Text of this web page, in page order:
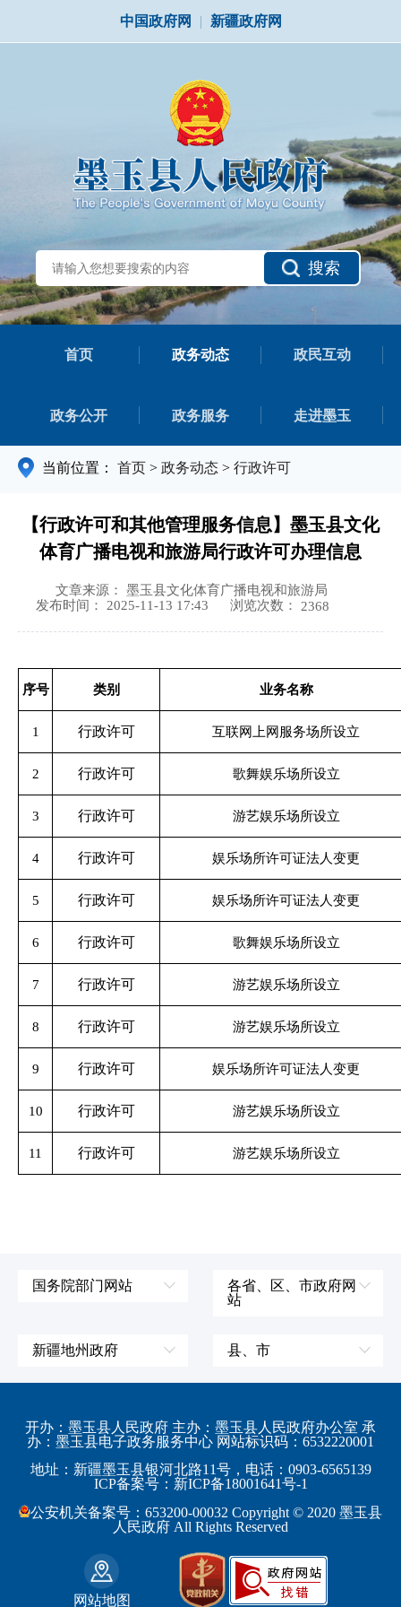
中国政府网 | 新疆政府网
搜索
首页 政务动态 政民互动
政务公开 政务服务 走进墨玉
当前位置： 首页 > 政务动态 > 行政许可
【行政许可和其他管理服务信息】墨玉县文化
体育广播电视和旅游局行政许可办理信息
文章来源： 墨玉县文化体育广播电视和旅游局
发布时间： 2025-11-13 17:43
浏览次数： 2368
序号 类别 业务名称
1 行政许可 互联网上网服务场所设立
2 行政许可 歌舞娱乐场所设立
3 行政许可 游艺娱乐场所设立
4 行政许可 娱乐场所许可证法人变更
5 行政许可 娱乐场所许可证法人变更
6 行政许可 歌舞娱乐场所设立
7 行政许可 游艺娱乐场所设立
8 行政许可 游艺娱乐场所设立
9 行政许可 娱乐场所许可证法人变更
10 行政许可 游艺娱乐场所设立
11 行政许可 游艺娱乐场所设立
国务院部门网站
国防部
教育部
工业和信息化部
监察部
民政部
司法部
财政部
各省、区、市政府网
站
江苏省
浙江省
安徽省
福建省
江西省
山东省
新疆地州政府
伊犁哈萨克自治州
阿勒泰地区
博尔塔拉蒙古自治州
吐鲁番地区
巴音郭楞蒙古自治州
克拉玛依市
县、市
皮山县
策勒县
民丰县
和田市
开办：墨玉县人民政府 主办：墨玉县人民政府办公室 承
办：墨玉县电子政务服务中心 网站标识码：6532220001
地址：新疆墨玉县银河北路11号，电话：0903-6565139
ICP备案号：新ICP备18001641号-1
公安机关备案号：653200-00032 Copyright © 2020 墨玉县
人民政府 All Rights Reserved
网站地图